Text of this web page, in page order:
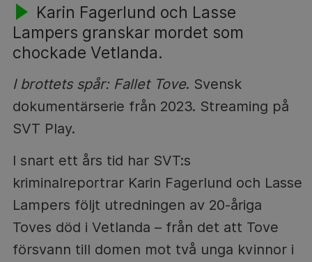
Karin Fagerlund och Lasse
Lampers granskar mordet som
chockade Vetlanda.
I brottets spår: Fallet Tove. Svensk
dokumentärserie från 2023. Streaming på
SVT Play.
I snart ett års tid har SVT:s
kriminalreportrar Karin Fagerlund och Lasse
Lampers följt utredningen av 20-åriga
Toves död i Vetlanda – från det att Tove
försvann till domen mot två unga kvinnor i